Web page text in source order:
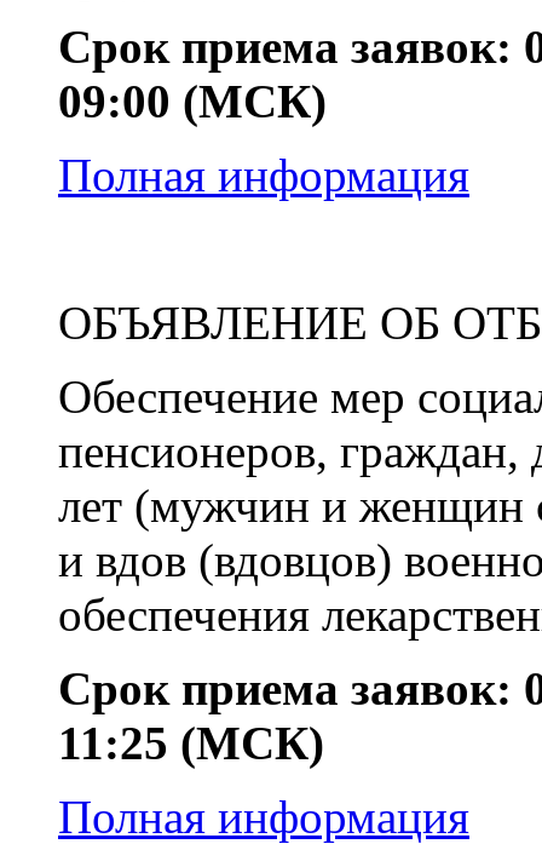
Срок приема заявок:
09:00 (МСК)
Полная информация
ОБЪЯВЛЕНИЕ ОБ
Обеспечение мер
пенсионеров, граждан,
лет (мужчин и женщин
и вдов (вдовцов)
обеспечения
Срок приема заявок:
11:25 (МСК)
Полная информация